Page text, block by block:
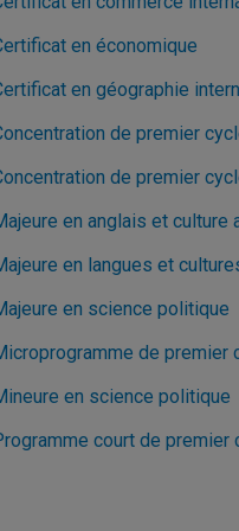
en économique
en géographie
de premier
de premier
en anglais et culture
en langues et
en science politique
de premier
en science politique
court de